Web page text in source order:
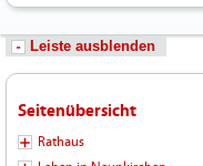
Leiste ausblenden
Seitenübersicht
Rathaus